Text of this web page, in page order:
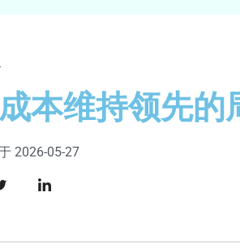
本维持领先的
2026-05-27